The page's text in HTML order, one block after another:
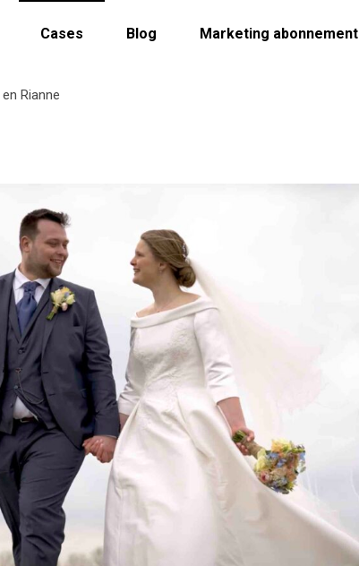
Cases Blog Marketing abonnement
Rianne